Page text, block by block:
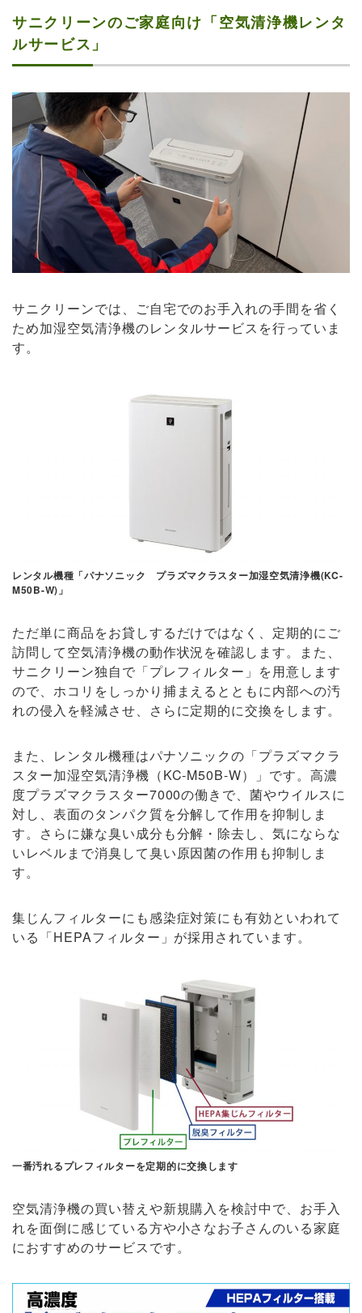
サニクリーンのご家庭向け「空気清浄機レンタ
ルサービス」
サニクリーンでは、ご自宅でのお手入れの手間を省く
ため加湿空気清浄機のレンタルサービスを行っていま
す。
レンタル機種「パナソニック プラズマクラスター加湿空気清浄機(KC-
M50B-W)」
ただ単に商品をお貸しするだけではなく、定期的にご
訪問して空気清浄機の動作状況を確認します。また、
サニクリーン独自で「プレフィルター」を用意します
ので、ホコリをしっかり捕まえるとともに内部への汚
れの侵入を軽減させ、さらに定期的に交換をします。
また、レンタル機種はパナソニックの「プラズマクラ
スター加湿空気清浄機（KC-M50B-W）」です。高濃
度プラズマクラスター7000の働きで、菌やウイルスに
対し、表面のタンパク質を分解して作用を抑制しま
す。さらに嫌な臭い成分も分解・除去し、気にならな
いレベルまで消臭して臭い原因菌の作用も抑制しま
す。
集じんフィルターにも感染症対策にも有効といわれて
いる「HEPAフィルター」が採用されています。
一番汚れるプレフィルターを定期的に交換します
空気清浄機の買い替えや新規購入を検討中で、お手入
れを面倒に感じている方や小さなお子さんのいる家庭
におすすめのサービスです。